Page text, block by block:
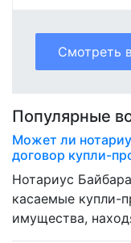
Смотреть
Популярные
Может ли
договор купли-
Нотариус
касаемые купли-
имущества,